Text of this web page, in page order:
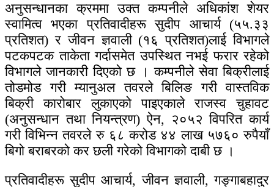
अनुसन्धानका क्रममा उक्त कम्पनीले अधिकांश शेयर
स्वामित्व भएका प्रतिवादीहरू सुदीप आचार्य (५५.३३
प्रतिशत) र जीवन ज्ञवाली (१६ प्रतिशत)लाई विभागले
पटकपटक ताकेता गर्दासमेत उपस्थित नभई फरार रहेको
विभागले जानकारी दिएको छ । कम्पनीले सेवा बिक्रीलाई
तोडमोड गरी म्यानुअल तवरले बिलिङ गरी वास्तविक
बिक्री कारोबार लुकाएको पाइएकाले राजस्व चुहावट
(अनुसन्धान तथा नियन्त्रण) ऐन, २०५२ विपरित कार्य
गरी विभिन्न तवरले रु ६८ करोड ४४ लाख ५७६० रुपैयाँ
बिगो बराबरको कर छली गरेको विभागको दाबी छ ।
प्रतिवादीहरू सुदीप आचार्य, जीवन ज्ञवाली, गङ्गाबहादुर